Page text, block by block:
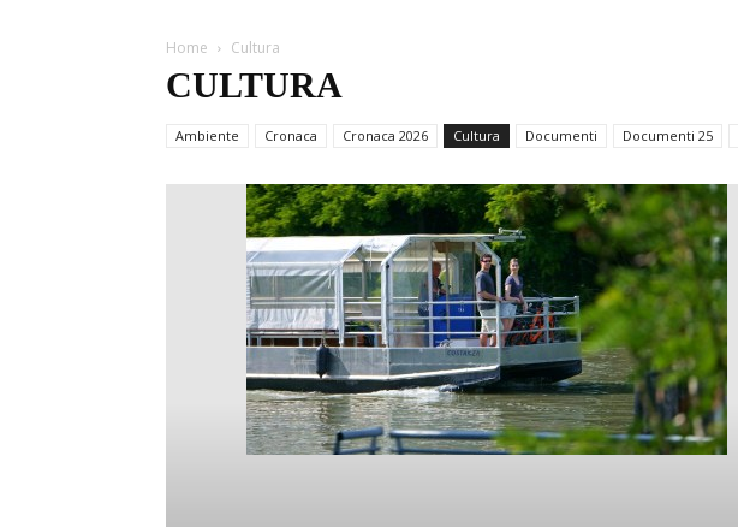
Home Cultura
CULTURA
Ambiente Cronaca Cronaca 2026 Cultura Documenti Documenti 25